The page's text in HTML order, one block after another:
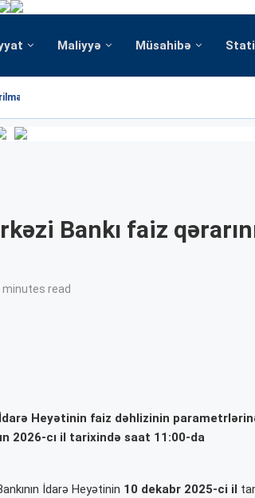
Maliyyə Müsahibə
üzrə hərrac yekunlaşmışdır
Bankı faiz
minutes read
İdarə Heyətinin faiz dəhlizinin
2026-cı il tarixində saat 11:00-da
İdarə Heyətinin 10 dekabr 2025-ci il